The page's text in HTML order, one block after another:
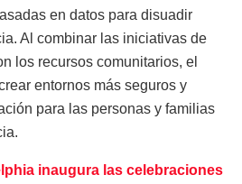
en datos para disuadir
Al combinar las iniciativas de
los recursos comunitarios, el
entornos más seguros y
para las personas y familias
inaugura las celebraciones